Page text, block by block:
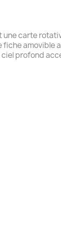
une carte
fiche amovible
profond